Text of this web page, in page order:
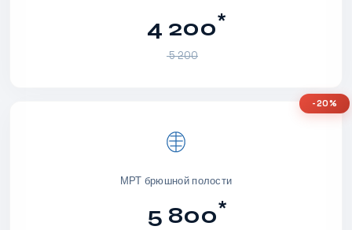
4 200*
5 200
МРТ брюшной полости
5 800*
-20%